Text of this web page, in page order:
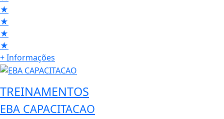
★
★
★
★
+ Informações
TREINAMENTOS
EBA CAPACITACAO